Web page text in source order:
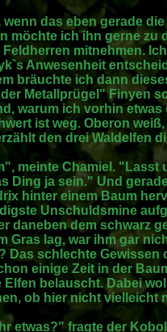
wenn das eben gerade
möchte ich ihn gerne zu
mitnehmen.
Anwesenheit
bräuchte ich dann
Metallprügel" Finyen
warum ich vorhin
ist weg. Oberon
den drei Waldelfen
meinte Chamiel. "Lasst
Ding ja sein." Und
hinter einem Baum
Unschuldsmine
daneben dem schwarz
Gras lag, war ihm gar
Das schlechte
einige Zeit in der
Elfen belauscht. Dabei
ob hier nicht vielleicht
etwas?" fragte der